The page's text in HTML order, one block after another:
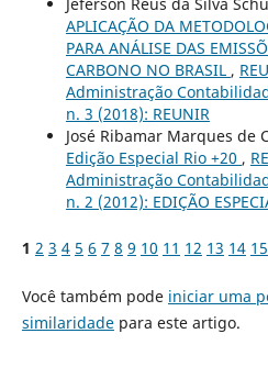
APLICAÇÃO DA
PARA ANÁLISE DAS
CARBONO NO BRASIL ,
Administração
n. 3 (2018): REUNIR
José Ribamar Marques de
Edição Especial Rio +20 ,
Administração
n. 2 (2012): EDIÇÃO
1 2 3 4 5 6 7 8 9 10 11 12 13 14 15
Você também pode iniciar uma
similaridadepara este artigo.